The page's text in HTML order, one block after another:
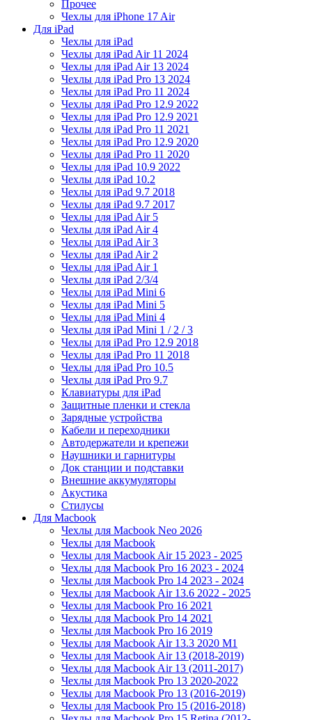
Прочее
Чехлы для iPhone 17 Air
Для iPad
Чехлы для iPad
Чехлы для iPad Air 11 2024
Чехлы для iPad Air 13 2024
Чехлы для iPad Pro 13 2024
Чехлы для iPad Pro 11 2024
Чехлы для iPad Pro 12.9 2022
Чехлы для iPad Pro 12.9 2021
Чехлы для iPad Pro 11 2021
Чехлы для iPad Pro 12.9 2020
Чехлы для iPad Pro 11 2020
Чехлы для iPad 10.9 2022
Чехлы для iPad 10.2
Чехлы для iPad 9.7 2018
Чехлы для iPad 9.7 2017
Чехлы для iPad Air 5
Чехлы для iPad Air 4
Чехлы для iPad Air 3
Чехлы для iPad Air 2
Чехлы для iPad Air 1
Чехлы для iPad 2/3/4
Чехлы для iPad Mini 6
Чехлы для iPad Mini 5
Чехлы для iPad Mini 4
Чехлы для iPad Mini 1 / 2 / 3
Чехлы для iPad Pro 12.9 2018
Чехлы для iPad Pro 11 2018
Чехлы для iPad Pro 10.5
Чехлы для iPad Pro 9.7
Клавиатуры для iPad
Защитные пленки и стекла
Зарядные устройства
Кабели и переходники
Автодержатели и крепежи
Наушники и гарнитуры
Док станции и подставки
Внешние аккумуляторы
Акустика
Стилусы
Для Macbook
Чехлы для Macbook Neo 2026
Чехлы для Macbook
Чехлы для Macbook Air 15 2023 - 2025
Чехлы для Macbook Pro 16 2023 - 2024
Чехлы для Macbook Pro 14 2023 - 2024
Чехлы для Macbook Air 13.6 2022 - 2025
Чехлы для Macbook Pro 16 2021
Чехлы для Macbook Pro 14 2021
Чехлы для Macbook Pro 16 2019
Чехлы для Macbook Air 13.3 2020 M1
Чехлы для Macbook Air 13 (2018-2019)
Чехлы для Macbook Air 13 (2011-2017)
Чехлы для Macbook Pro 13 2020-2022
Чехлы для Macbook Pro 13 (2016-2019)
Чехлы для Macbook Pro 15 (2016-2018)